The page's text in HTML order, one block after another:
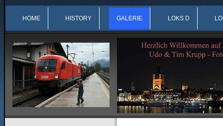
HOME HISTORY GALERIE LOKS D